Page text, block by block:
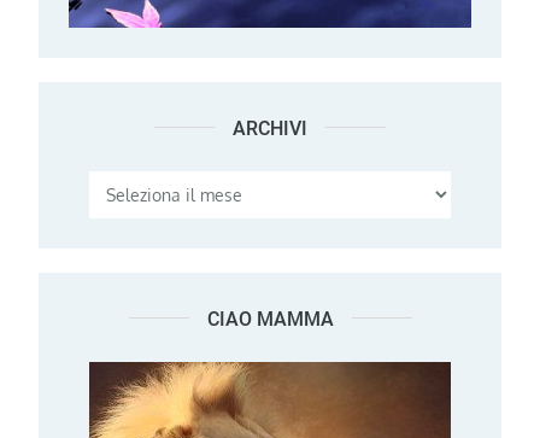
ARCHIVI Archivi
CIAO MAMMA